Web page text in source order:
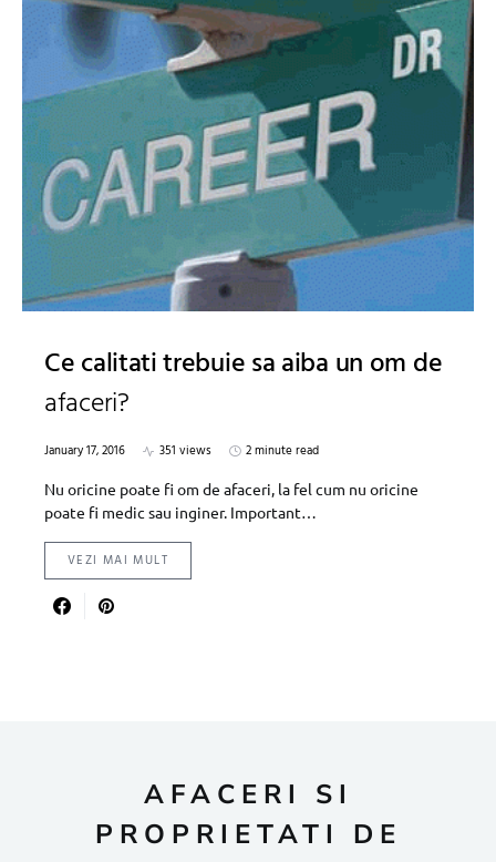
Ce calitati trebuie sa aiba un om de
afaceri?
January 17, 2016 351 views
2 minute read
Nu oricine poate fi om de afaceri, la fel cum nu oricine
poate fi medic sau inginer. Important…
VEZI MAI MULT
AFACERI SI
PROPRIETATI DE